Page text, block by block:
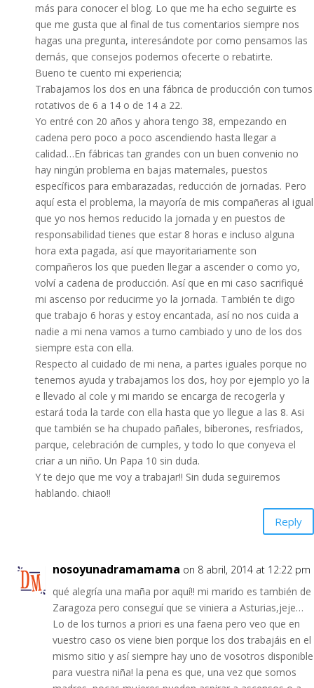
más para conocer el blog. Lo que me ha echo seguirte es
que me gusta que al final de tus comentarios siempre nos
hagas una pregunta, interesándote por como pensamos las
demás, que consejos podemos ofecerte o rebatirte.
Bueno te cuento mi experiencia;
Trabajamos los dos en una fábrica de producción con turnos
rotativos de 6 a 14 o de 14 a 22.
Yo entré con 20 años y ahora tengo 38, empezando en
cadena pero poco a poco ascendiendo hasta llegar a
calidad…En fábricas tan grandes con un buen convenio no
hay ningún problema en bajas maternales, puestos
específicos para embarazadas, reducción de jornadas. Pero
aquí esta el problema, la mayoría de mis compañeras al igual
que yo nos hemos reducido la jornada y en puestos de
responsabilidad tienes que estar 8 horas e incluso alguna
hora exta pagada, así que mayoritariamente son
compañeros los que pueden llegar a ascender o como yo,
volví a cadena de producción. Así que en mi caso sacrifiqué
mi ascenso por reducirme yo la jornada. También te digo
que trabajo 6 horas y estoy encantada, así no nos cuida a
nadie a mi nena vamos a turno cambiado y uno de los dos
siempre esta con ella.
Respecto al cuidado de mi nena, a partes iguales porque no
tenemos ayuda y trabajamos los dos, hoy por ejemplo yo la
e llevado al cole y mi marido se encarga de recogerla y
estará toda la tarde con ella hasta que yo llegue a las 8. Asi
que también se ha chupado pañales, biberones, resfriados,
parque, celebración de cumples, y todo lo que conyeva el
criar a un niño. Un Papa 10 sin duda.
Y te dejo que me voy a trabajar!! Sin duda seguiremos
hablando. chiao!!
Reply
nosoyunadramamama on 8 abril, 2014 at 12:22 pm
qué alegría una maña por aquí!! mi marido es también de
Zaragoza pero conseguí que se viniera a Asturias,jeje…
Lo de los turnos a priori es una faena pero veo que en
vuestro caso os viene bien porque los dos trabajáis en el
mismo sitio y así siempre hay uno de vosotros disponible
para vuestra niña! la pena es que, una vez que somos